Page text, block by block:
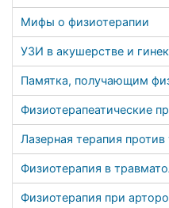
Мифы о физиотерапии
УЗИ в акушерстве и
Памятка, получающим
Физиотерапеатические
Лазерная терапия против
Физиотерапия в
Физиотерапия при